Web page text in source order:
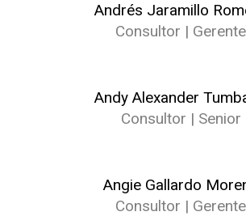
Andrés Jaramillo
Consultor | Gerente
Andy Alexander
Consultor | Senior
Angie Gallardo
Consultor | Gerente